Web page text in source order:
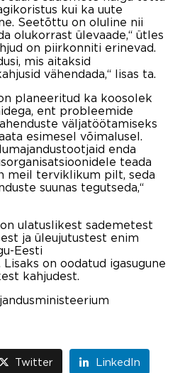
kui ka uute
Seetõttu on oluline nii
olukorrast ülevaade,“ ütles
on piirkonniti erinevad.
mis aitaksid
vähendada,“ lisas ta.
planeeritud ka koosolek
ent probleemide
väljatöötamiseks
esimesel võimalusel.
enda
teada
meil terviklikum pilt, seda
suunas tegutseda,“
ulatuslikest sademetest
ja üleujutustest enim
Eesti
on oodatud igasugune
kahjudest.
Twitter LinkedIn